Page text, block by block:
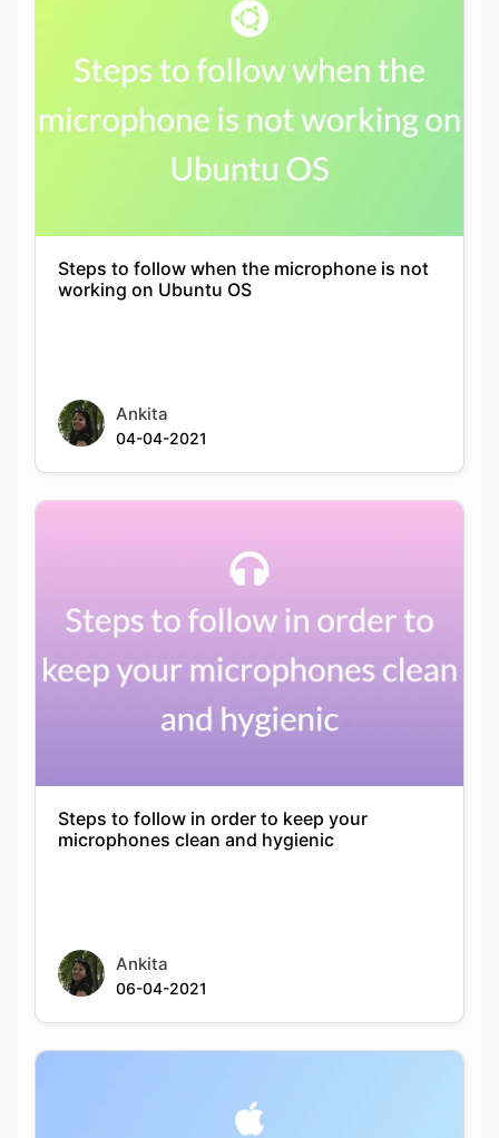
Steps to follow when the microphone is not
working on Ubuntu OS
Ankita
04-04-2021
Steps to follow in order to keep your
microphones clean and hygienic
Ankita
06-04-2021